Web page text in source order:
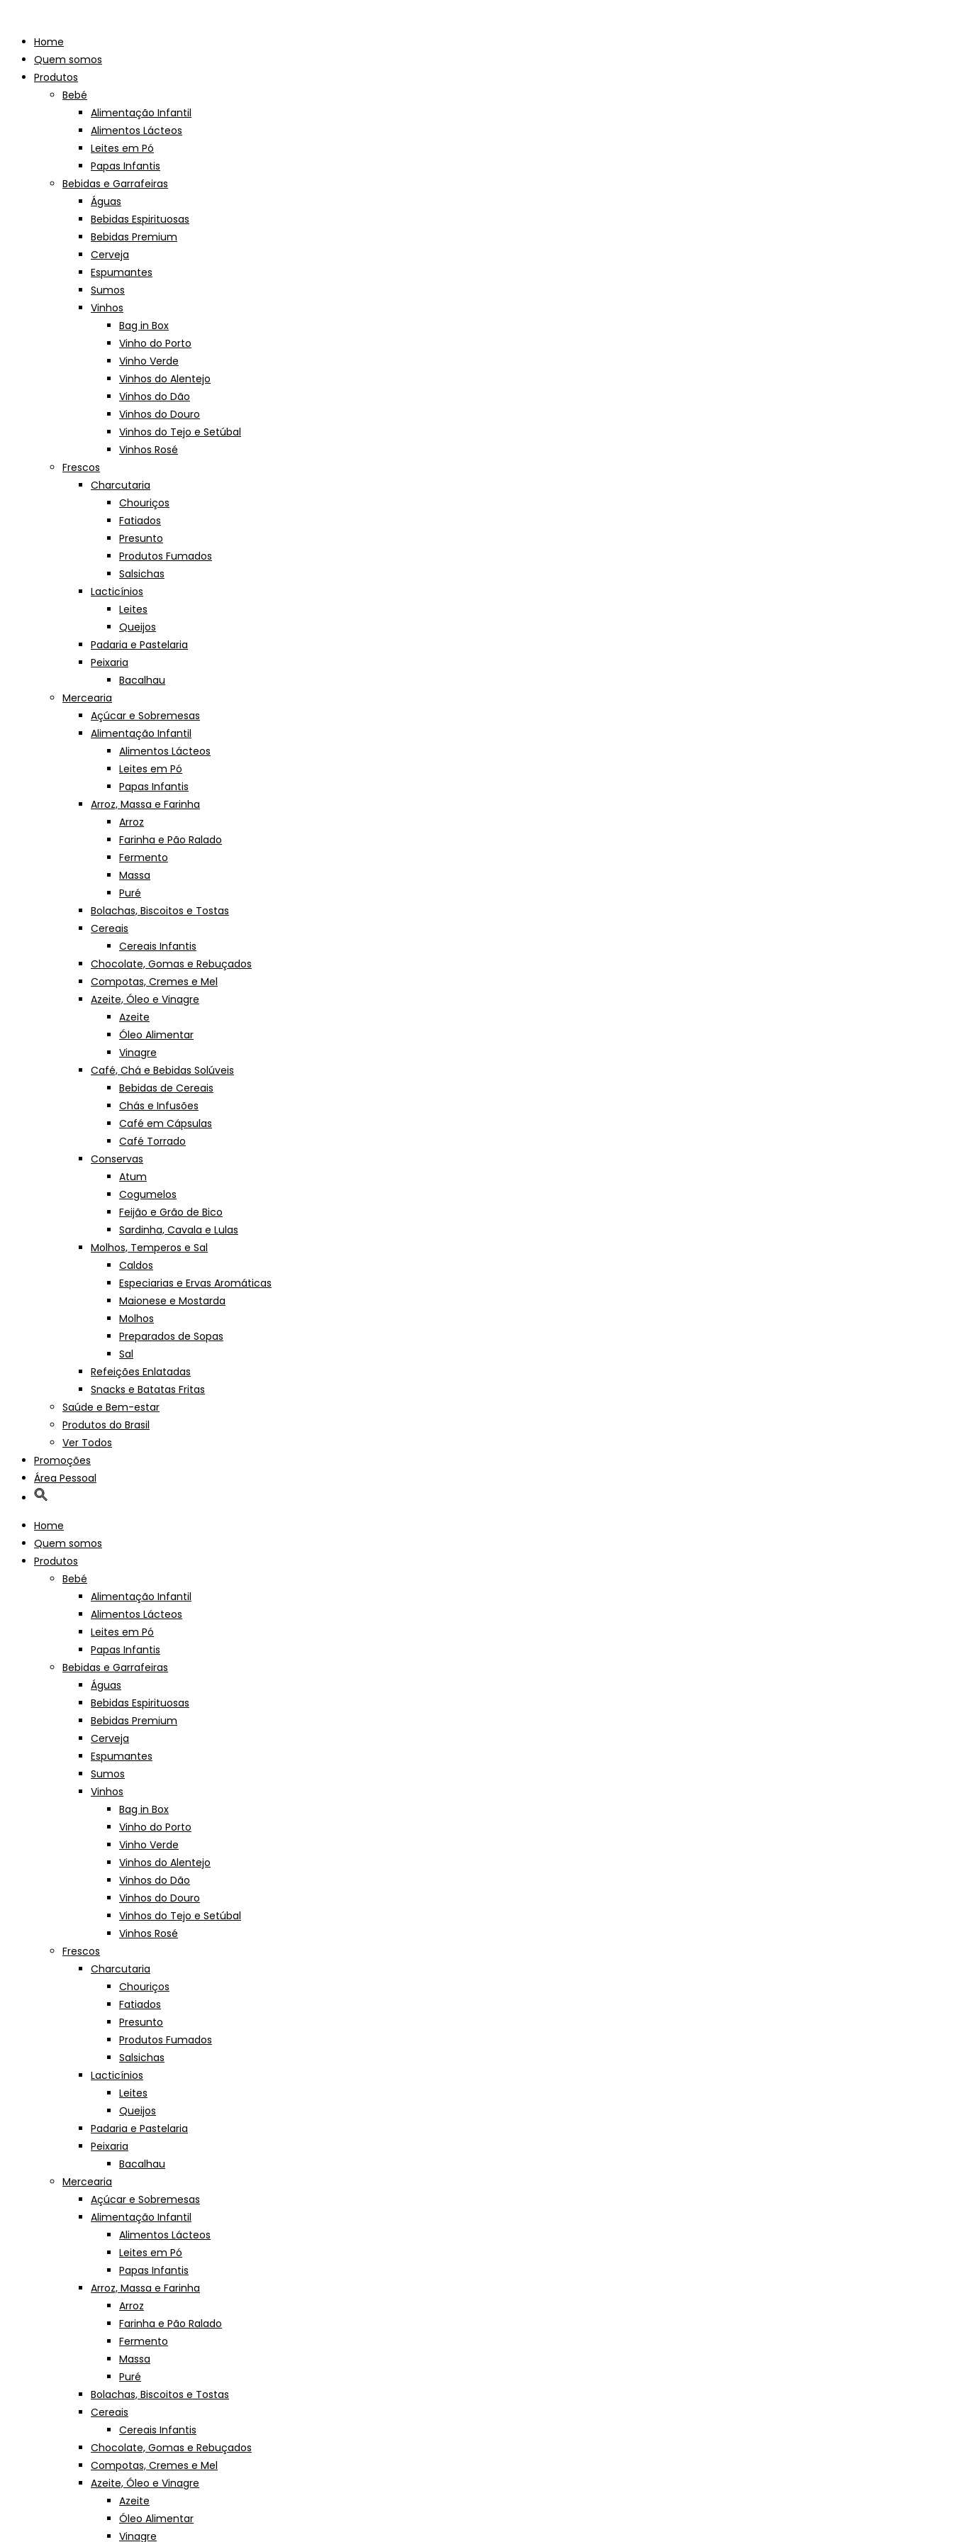
contentHome
Quem somos
Produtos
Bebé
Alimentação Infantil
Alimentos Lácteos
Leites em Pó
Papas Infantis
Bebidas e Garrafeiras
Águas
Bebidas Espirituosas
Bebidas Premium
Cerveja
Espumantes
Sumos
Vinhos
Bag in Box
Vinho do Porto
Vinho Verde
Vinhos do Alentejo
Vinhos do Dão
Vinhos do Douro
Vinhos do Tejo e Setúbal
Vinhos Rosé
Frescos
Charcutaria
Chouriços
Fatiados
Presunto
Produtos Fumados
Salsichas
Lacticínios
Leites
Queijos
Padaria e Pastelaria
Peixaria
Bacalhau
Mercearia
Açúcar e Sobremesas
Alimentação Infantil
Alimentos Lácteos
Leites em Pó
Papas Infantis
Arroz, Massa e Farinha
Arroz
Farinha e Pão Ralado
Fermento
Massa
Puré
Bolachas, Biscoitos e Tostas
Cereais
Cereais Infantis
Chocolate, Gomas e Rebuçados
Compotas, Cremes e Mel
Azeite, Óleo e Vinagre
Azeite
Óleo Alimentar
Vinagre
Café, Chá e Bebidas Solúveis
Bebidas de Cereais
Chás e Infusões
Café em Cápsulas
Café Torrado
Conservas
Atum
Cogumelos
Feijão e Grão de Bico
Sardinha, Cavala e Lulas
Molhos, Temperos e Sal
Caldos
Especiarias e Ervas Aromáticas
Maionese e Mostarda
Molhos
Preparados de Sopas
Sal
Refeições Enlatadas
Snacks e Batatas Fritas
Saúde e Bem-estar
Produtos do Brasil
Ver Todos
Promoções
Área Pessoal
Home
Quem somos
Produtos
Bebé
Alimentação Infantil
Alimentos Lácteos
Leites em Pó
Papas Infantis
Bebidas e Garrafeiras
Águas
Bebidas Espirituosas
Bebidas Premium
Cerveja
Espumantes
Sumos
Vinhos
Bag in Box
Vinho do Porto
Vinho Verde
Vinhos do Alentejo
Vinhos do Dão
Vinhos do Douro
Vinhos do Tejo e Setúbal
Vinhos Rosé
Frescos
Charcutaria
Chouriços
Fatiados
Presunto
Produtos Fumados
Salsichas
Lacticínios
Leites
Queijos
Padaria e Pastelaria
Peixaria
Bacalhau
Mercearia
Açúcar e Sobremesas
Alimentação Infantil
Alimentos Lácteos
Leites em Pó
Papas Infantis
Arroz, Massa e Farinha
Arroz
Farinha e Pão Ralado
Fermento
Massa
Puré
Bolachas, Biscoitos e Tostas
Cereais
Cereais Infantis
Chocolate, Gomas e Rebuçados
Compotas, Cremes e Mel
Azeite, Óleo e Vinagre
Azeite
Óleo Alimentar
Vinagre